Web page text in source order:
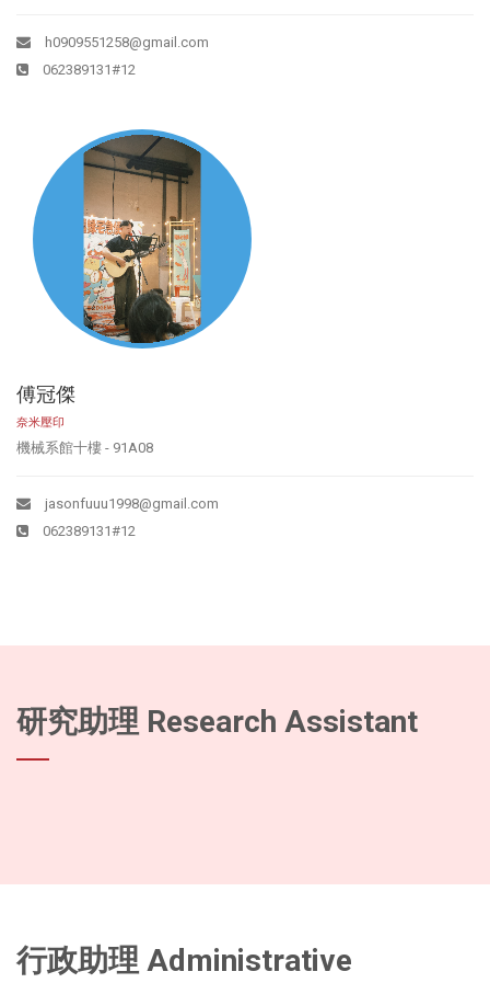
h0909551258@gmail.com
062389131#12
傅冠傑
奈米壓印
機械系館十樓 - 91A08
jasonfuuu1998@gmail.com
062389131#12
研究助理 Research Assistant
行政助理 Administrative